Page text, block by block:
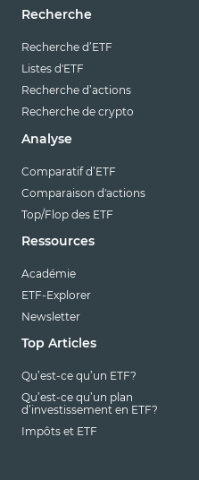
Recherche
Recherche d’ETF
Listes d'ETF
Recherche d’actions
Recherche de crypto
Analyse
Comparatif d’ETF
Comparaison d'actions
Top/Flop des ETF
Ressources
Académie
ETF-Explorer
Newsletter
Top Articles
Qu’est-ce qu’un ETF?
Qu’est-ce qu’un plan
d’investissement en ETF?
Impôts et ETF